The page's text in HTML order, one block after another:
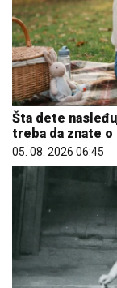
Šta dete
treba da znate
05. 08. 2026 06:45